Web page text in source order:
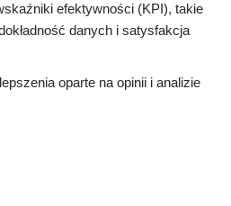
efektywności (KPI), takie
danych i satysfakcja
oparte na opinii i analizie